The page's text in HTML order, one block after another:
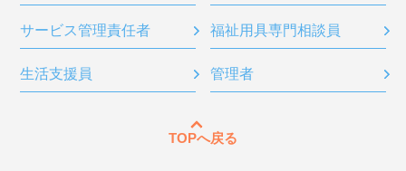
サービス管理責任者 福祉用具専門相談員
生活支援員 管理者
TOPへ戻る